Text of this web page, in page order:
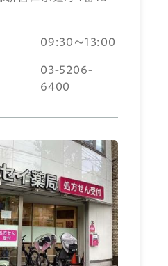
09:30～13:00
03-5206-
6400